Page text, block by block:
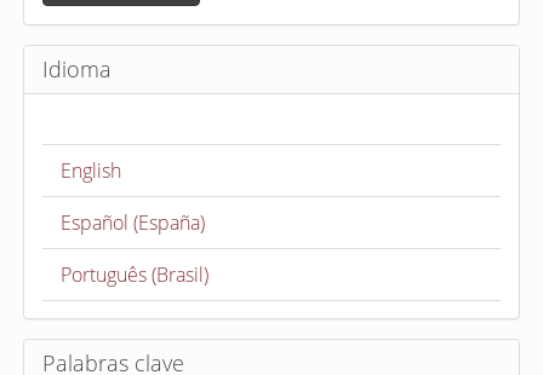
v
i
a
c
Idioma
English
Español (España)
Português (Brasil)
Palabras clave